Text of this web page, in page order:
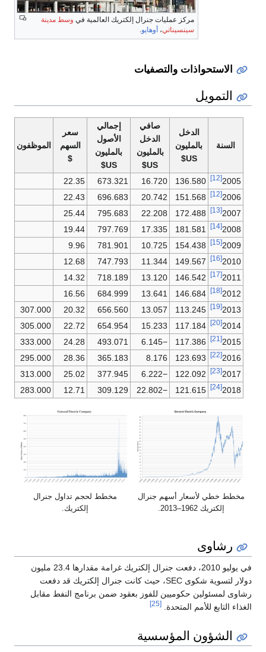
مركز عمليات جنرال إلكتريك العالمية في وسط مدينة
سينسيناتي، أوهايو.
الاستحواذات والتصفيات
التمويل
السنة
الدخل
بالمليون
US$
صافي
الدخل
بالمليون
US$
إجمالي
الأصول
بالمليون
US$
سعر
السهم
$
الموظفون
2005
[12]
136.580
16.720
673.321
22.35
2006
[12]
151.568
20.742
696.683
22.43
2007
[13]
172.488
22.208
795.683
25.44
2008
[14]
181.581
17.335
797.769
19.44
2009
[15]
154.438
10.725
781.901
9.96
2010
[16]
149.567
11.344
747.793
12.68
2011
[17]
146.542
13.120
718.189
14.32
2012
[18]
146.684
13.641
684.999
16.56
2013
[19]
113.245
13.057
656.560
20.32
307.000
2014
[20]
117.184
15.233
654.954
22.72
305.000
2015
[21]
117.386
−6.145
493.071
24.28
333.000
2016
[22]
123.693
8.176
365.183
28.36
295.000
2017
[23]
122.092
−6.222
377.945
25.02
313.000
2018
[24]
121.615
−22.802
309.129
12.71
283.000
الأسهم
مخطط خطي لأسعار أسهم جنرال
إلكتريك 1962–2013.
مخطط لحجم تداول جنرال
إلكتريك.
رشاوى
في يوليو 2010، دفعت جنرال إلكتريك غرامة مقدارها 23.4 مليون
دولار لتسوية شكوى SEC، حيث كانت جنرال إلكتريك قد دفعت
رشاوى لمسئولين حكوميين للفوز بعقود ضمن برنامج النفط مقابل
الغذاء التابع للأمم المتحدة.
[25]
الشؤون المؤسسية